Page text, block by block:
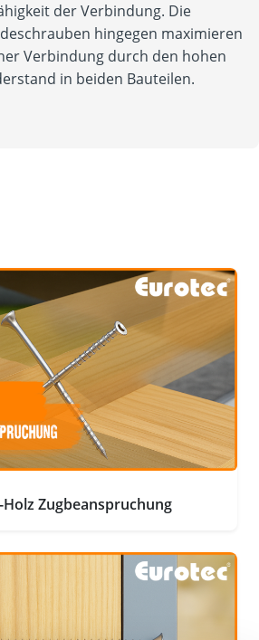
der Verbindung. Die
hingegen maximieren
Verbindung durch den hohen
in beiden Bauteilen.
Zugbeanspruchung